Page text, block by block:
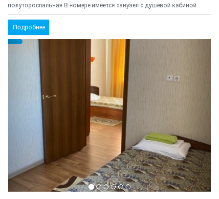
полутороспальная В номере имеется санузел с душевой кабиной.
Подробнее
{clt_left} 1 Количество
Предыдущий